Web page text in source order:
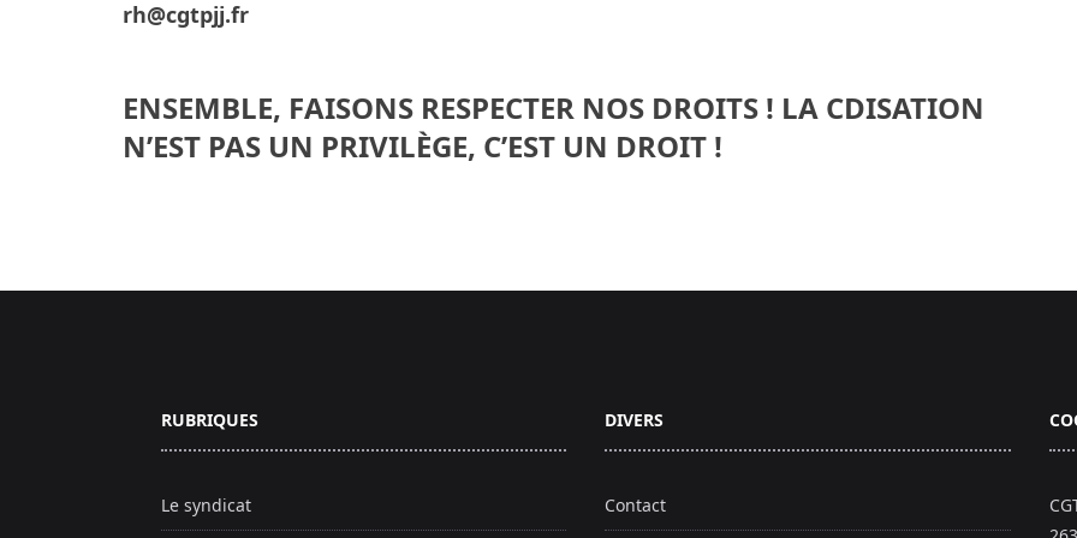
rh@cgtpjj.fr
ENSEMBLE, FAISONS RESPECTER NOS DROITS ! LA CDISATION
N’EST PAS UN PRIVILÈGE, C’EST UN DROIT !
RUBRIQUES
Le syndicat
DIVERS
Contact